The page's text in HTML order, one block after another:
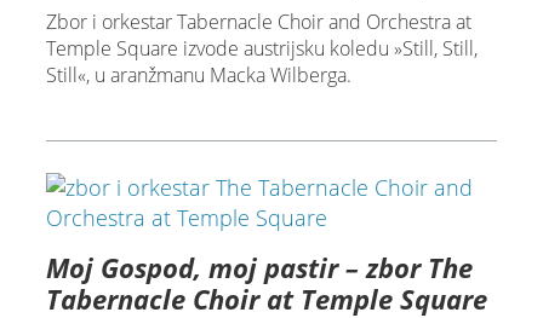
Zbor i orkestar Tabernacle Choir and Orchestra at
Temple Square izvode austrijsku koledu »Still, Still,
Still«, u aranžmanu Macka Wilberga.
Moj Gospod, moj pastir – zbor The
Tabernacle Choir at Temple Square